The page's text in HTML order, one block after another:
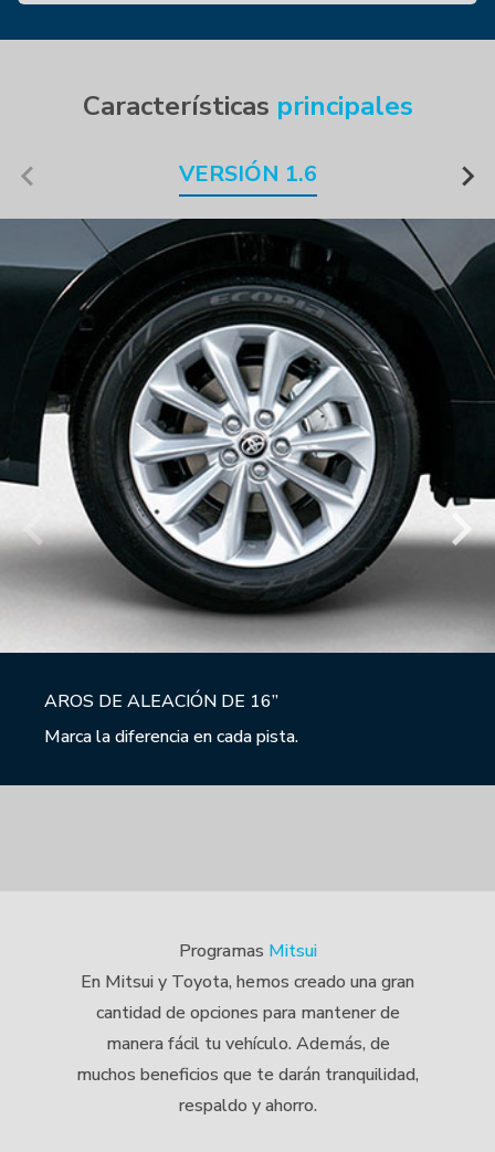
Características principales
VERSIÓN 1.6
AROS DE ALEACIÓN DE 16”
Marca la diferencia en cada pista.
Programas Mitsui
En Mitsui y Toyota, hemos creado una gran
cantidad de opciones para mantener de
manera fácil tu vehículo. Además, de
muchos beneficios que te darán tranquilidad,
respaldo y ahorro.